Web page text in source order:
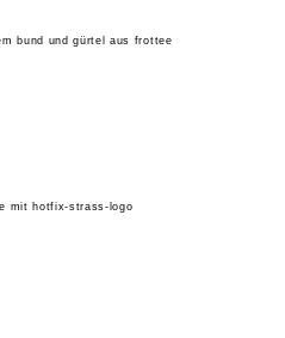
bund und gürtel aus frottee
mit hotfix-strass-logo